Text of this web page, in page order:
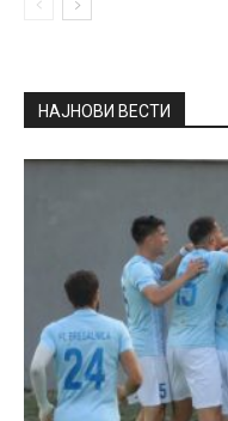
НАЈНОВИ ВЕСТИ